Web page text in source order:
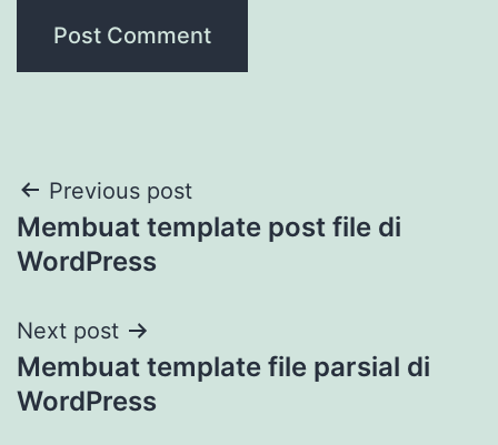
Post
navigation
Previous post
Membuat template post file di
WordPress
Next post
Membuat template file parsial di
WordPress